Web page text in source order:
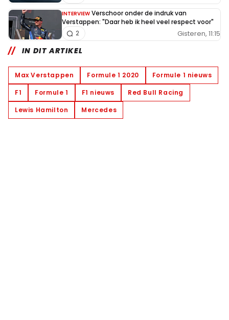
INTERVIEW Verschoor onder de indruk van
Verstappen: "Daar heb ik heel veel respect voor"
Gisteren, 11:15
2
IN DIT ARTIKEL
Max Verstappen Formule 1 2020
Formule 1 nieuws
F1
Formule 1 F1 nieuws
Red Bull Racing
Lewis Hamilton
Mercedes